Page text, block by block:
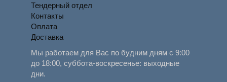
Тендерный отдел
Контакты
Оплата
Доставка
Мы работаем для Вас по будним дням с 9:00
до 18:00, суббота-воскресенье: выходные
дни.